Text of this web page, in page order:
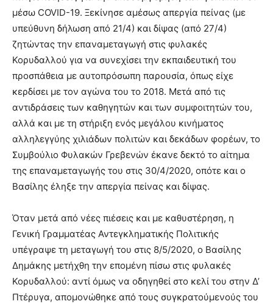
μέσω COVID-19. Ξεκίνησε αμέσως απεργία πείνας (με
υπεύθυνη δήλωση από 21/4) και δίψας (από 27/4)
ζητώντας την επαναμεταγωγή στις φυλακές
Κορυδαλλού για να συνεχίσει την εκπαιδευτική του
προσπάθεια με αυτοπρόσωπη παρουσία, όπως είχε
κερδίσει με τον αγώνα του το 2018. Μετά από τις
αντιδράσεις των καθηγητών και των συμφοιτητών του,
αλλά και με τη στήριξη ενός μεγάλου κινήματος
αλληλεγγύης χιλιάδων πολιτών και δεκάδων φορέων, το
Συμβούλιο Φυλακών Γρεβενών έκανε δεκτό το αίτημα
της επαναμεταγωγής του στις 30/4/2020, οπότε και ο
Βασίλης έληξε την απεργία πείνας και δίψας.
Όταν μετά από νέες πιέσεις και με καθυστέρηση, η
Γενική Γραμματέας Αντεγκληματικής Πολιτικής
υπέγραψε τη μεταγωγή του στις 8/5/2020, ο Βασίλης
Δημάκης μετήχθη την επομένη πίσω στις φυλακές
Κορυδαλλού: αντί όμως να οδηγηθεί στο κελί του στην Δ’
Πτέρυγα, απομονώθηκε από τους συγκρατούμενούς του